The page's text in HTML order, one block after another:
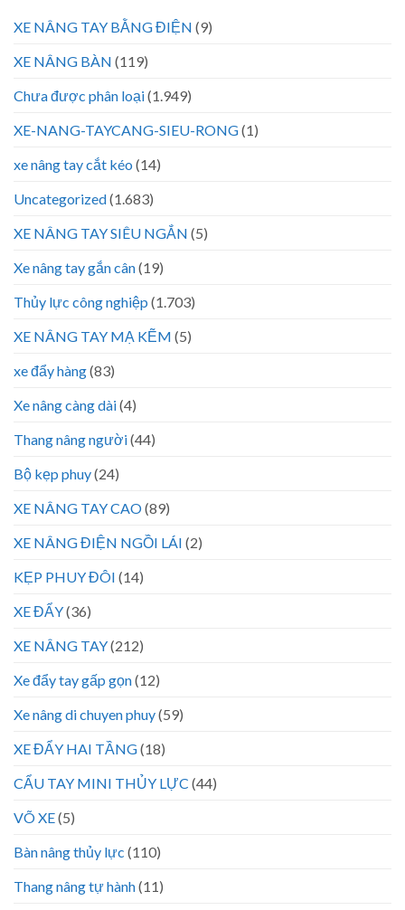
XE NÂNG TAY BẰNG ĐIỆN (9)
XE NÂNG BÀN (119)
Chưa được phân loại(1.949)
XE-NANG-TAYCANG-SIEU-RONG(1)
xe nâng tay cắt kéo (14)
Uncategorized(1.683)
XE NÂNG TAY SIÊU NGẮN (5)
Xe nâng tay gắn cân(19)
Thủy lực công nghiệp (1.703)
XE NÂNG TAY MẠ KẼM (5)
xe đẩy hàng(83)
Xe nâng càng dài(4)
Thang nâng người(44)
Bộ kẹp phuy(24)
XE NÂNG TAY CAO(89)
XE NÂNG ĐIỆN NGỒI LÁI (2)
KẸP PHUY ĐÔI (14)
XE ĐẨY(36)
XE NÂNG TAY(212)
Xe đẩy tay gấp gọn(12)
Xe nâng di chuyen phuy(59)
XE ĐẨY HAI TẦNG(18)
CẨU TAY MINI THỦY LỰC (44)
VÕ XE(5)
Bàn nâng thủy lực (110)
Thang nâng tự hành(11)